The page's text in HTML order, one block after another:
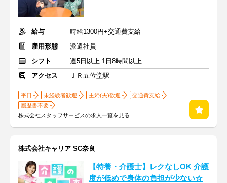
給与
時給1300円+交通費支給
雇用形態
派遣社員
シフト
週5日以上 1日8時間以上
アクセス
ＪＲ五位堂駅
平日 未経験者歓迎 主婦(夫)歓迎
交通費支給
履歴書不要
株式会社スタッフサービスの求人一覧を見る
株式会社キャリア SC奈良
【特養・介護士】レクなしOK 介護
度が低めで身体の負担が少ない☆